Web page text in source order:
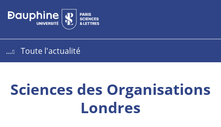
Aller
au
Aller
au
Plan
du
...
Toute l'actualité
Sciences des Organisations
Londres